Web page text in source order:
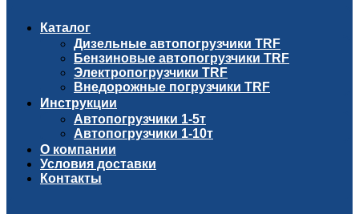
Каталог
Дизельные автопогрузчики TRF
Бензиновые автопогрузчики TRF
Электропогрузчики TRF
Внедорожные погрузчики TRF
Инструкции
Автопогрузчики 1-5т
Автопогрузчики 1-10т
О компании
Условия доставки
Контакты